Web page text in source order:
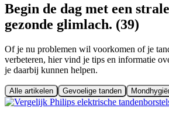
Begin de dag met een
gezonde glimlach. (39)
Of je nu problemen wil voorkomen of je
verbeteren, hier vind je tips en informatie
je daarbij kunnen helpen.
Alle artikelen Gevoelige tanden